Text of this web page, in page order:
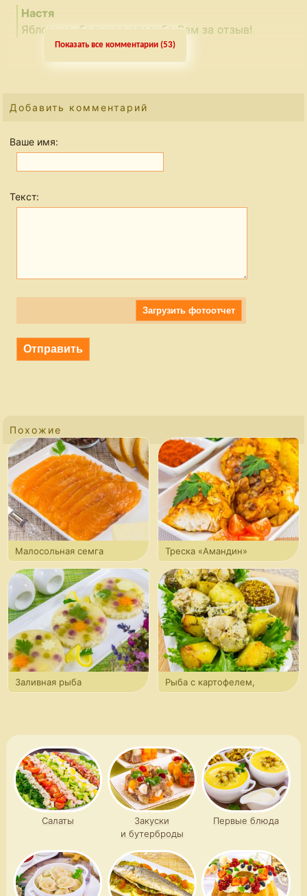
Настя
Яблонька, большое спасибо Вам за отзыв!
Да, очень вкусно получилось.
Прекрасное сочетание приправ, специй.
Настя
рада, что рецепт пригодился.:)
Показать все комментарии (53)
Добавить комментарий
Ваше имя:
Текст:
Загрузить фотоотчет
Похожие
Малосольная семга Треска «Амандин»
Заливная рыба
Рыба с картофелем,
Салаты
Закуски
и бутерброды
Первые блюда